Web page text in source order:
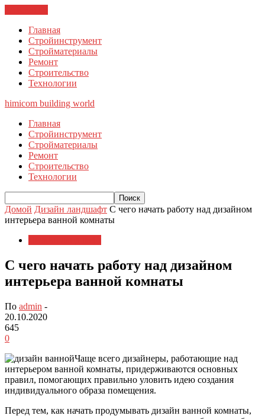
Главная
Стройинструмент
Стройматериалы
Ремонт
Строительство
Технологии
himicom building world
Главная
Стройинструмент
Стройматериалы
Ремонт
Строительство
Технологии
Домой Дизайн ландшафт С чего начать работу над дизайном
интерьера ванной комнаты
С чего начать работу над дизайном
интерьера ванной комнаты
По admin -
20.10.2020
645
0
Чаще всего дизайнеры, работающие над
интерьером ванной комнаты, придерживаются основных
правил, помогающих правильно уловить идею создания
индивидуального образа помещения.
Перед тем, как начать продумывать дизайн ванной комнаты,